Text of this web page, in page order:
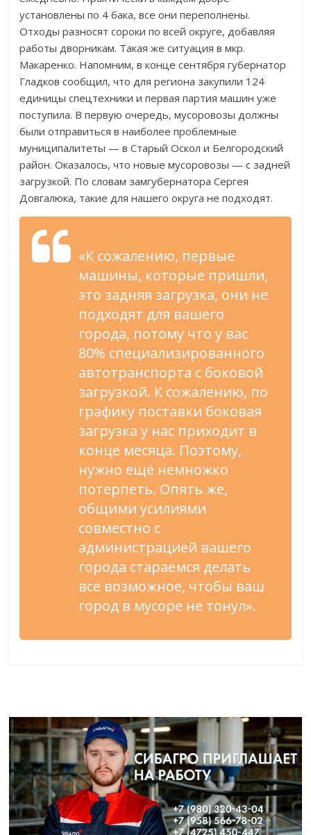
установлены по 4 бака, все они переполнены.
Отходы разносят сороки по всей округе, добавляя
работы дворникам. Такая же ситуация в мкр.
Макаренко. Напомним, в конце сентября губернатор
Гладков сообщил, что для региона закупили 124
единицы спецтехники и первая партия машин уже
поступила. В первую очередь, мусоровозы должны
были отправиться в наиболее проблемные
муниципалитеты — в Старый Оскол и Белгородский
район. Оказалось, что новые мусоровозы — с задней
загрузкой. По словам замгубернатора Сергея
Довгалюка, такие для нашего округа не подходят.
«К сожалению, первые
машины, которые пришли,
это задняя загрузка, они не
подходят для вашего
города, потому что у вас
80% специализированного
автотранспорта с боковой
загрузкой. К сожалению, по
графику поставки боковая
загрузка у нас приходит в
конце месяца. Поэтому,
нужно ещё немножко
потерпеть. Опять же,
общими усилиями
совместно с
администрацией вашего
города стараемся делать
всё возможное, чтобы ваш
город в мусоре не тонул».